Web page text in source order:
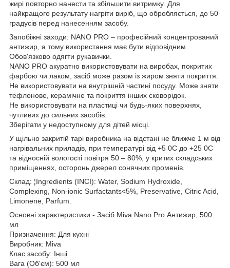
жирі повторно нанести та збільшити витримку. Для
найкращого результату нагріти виріб, що обробляється, до 50
градусів перед нанесенням засобу.
Запобіжні заходи: NANO PRO – професійний концентрований
антижир, а тому використання має бути відповідним.
Обов'язково одягти рукавички.
NANO PRO акуратно використовувати на виробах, покритих
фарбою чи лаком, засіб може разом із жиром зняти покриття.
Не використовувати на внутрішній частині посуду. Може зняти
тефлонове, керамічне та покриття інших сковорідок.
Не використовувати на пластиці чи будь-яких поверхнях,
чутливих до сильних засобів.
Зберігати у недоступному для дітей місці.
У щільно закритій тарі виробника на відстані не ближче 1 м від
нагрівальних приладів, при температурі від +5 0С до +25 0С
та відносній вологості повітря 50 – 80%, у критих складських
приміщеннях, осторонь джерел сонячних променів.
Склад: ¦Ingredients (INCI): Water, Sodium Hydroxide,
Complexing, Non-ionic Surfactants<5%, Preservative, Citric Acid,
Limonene, Parfum.
Основні характеристики - Засіб Miva Nano Pro Антижир, 500
мл
Призначення: Для кухні
Виробник: Miva
Клас засобу: Інші
Вага (Об'єм): 500 мл